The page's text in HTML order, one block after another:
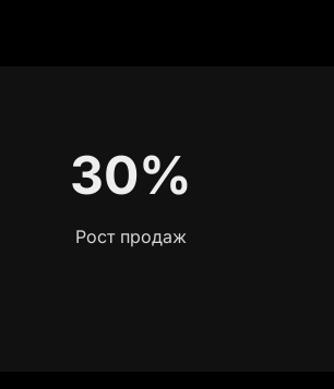
30%
Рост продаж